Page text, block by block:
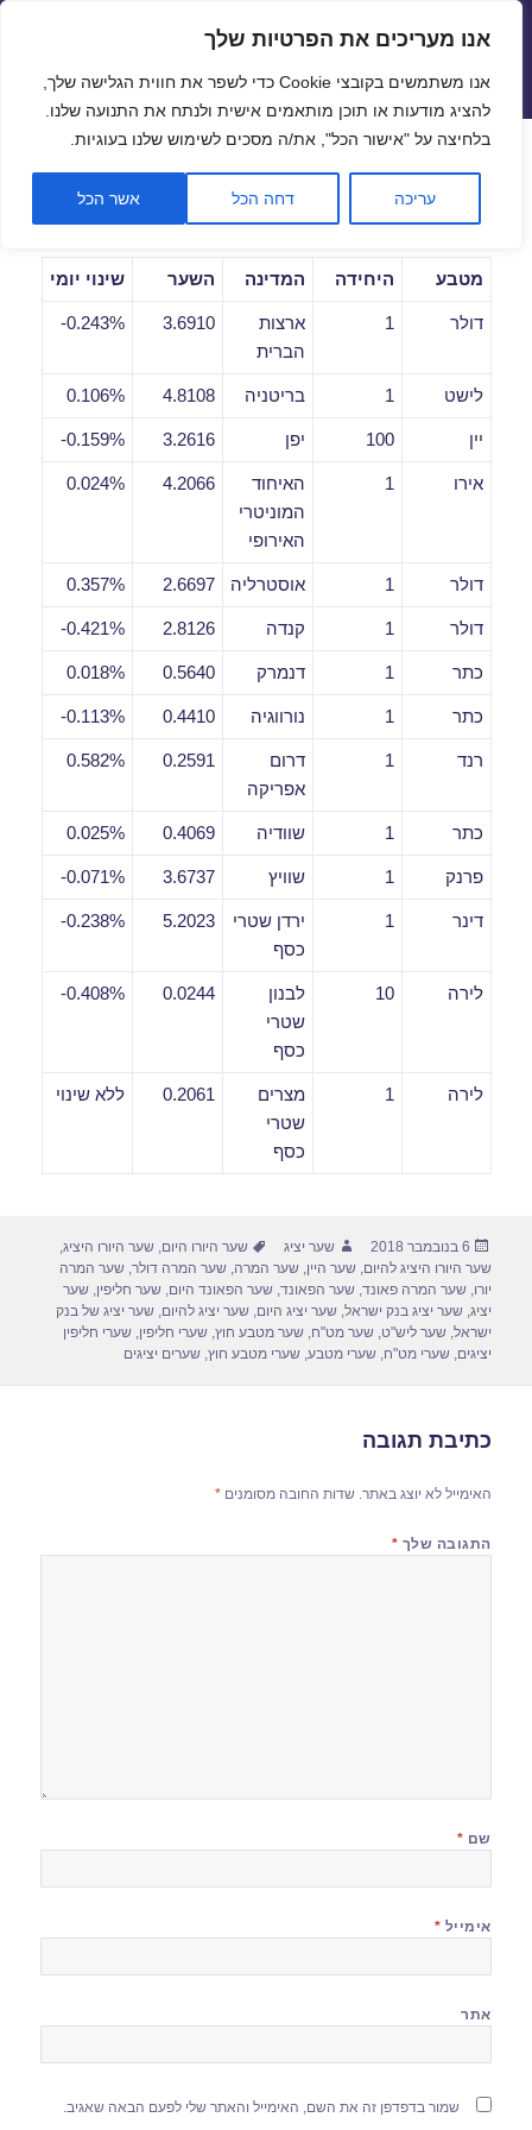
פתח
אנו מעריכים את הפרטיות שלך
אנו משתמשים בקובצי Cookie כדי לשפר את חווית הגלישה שלך,
להציג מודעות או תוכן מותאמים אישית ולנתח את התנועה שלנו.
בלחיצה על "אישור הכל", את/ה מסכים לשימוש שלנו בעוגיות.
עריכה דחה הכל אשר הכל
שערי חליפין יציגים – שער יציג
תפריטים
ווידג'טים
שערי חליפין יומיים לתאריך
06/11/2018
מטבע היחידה המדינה השער שינוי יומי
דולר 1
ארצות
הברית
3.6910
0.243%-
לישט 1 בריטניה 4.8108
0.106%
יין 100 יפן 3.2616
0.159%-
אירו 1
האיחוד
המוניטרי
האירופי
4.2066
0.024%
דולר 1 אוסטרליה 2.6697
0.357%
דולר 1 קנדה 2.8126
0.421%-
כתר 1 דנמרק 0.5640
0.018%
כתר 1 נורווגיה 0.4410
0.113%-
רנד 1
דרום
אפריקה
0.2591
0.582%
כתר 1 שוודיה 0.4069
0.025%
פרנק 1 שוויץ 3.6737
0.071%-
דינר 1
ירדן שטרי
כסף
5.2023
0.238%-
לירה 10
לבנון
שטרי
כסף
0.0244
0.408%-
לירה 1
מצרים
שטרי
כסף
0.2061 ללא שינוי
פורסם
בתאריך
6 בנובמבר 2018 מחבר
שער יציג תגיות
שער היורו היום,שער היורו היציג,
שער היורו היציג להיום,שער היין,שער המרה,שער המרה דולר,שער המרה
יורו,שער המרה פאונד,שער הפאונד,שער הפאונד היום,שער חליפין,שער
יציג,שער יציג בנק ישראל,שער יציג היום,שער יציג להיום,שער יציג של בנק
ישראל,שער ליש"ט,שער מט"ח,שער מטבע חוץ,שערי חליפין,שערי חליפין
יציגים,שערי מט"ח,שערי מטבע,שערי מטבע חוץ,שערים יציגים
כתיבת תגובה
האימייל לא יוצג באתר. שדות החובה מסומנים*
התגובה שלך *
שם *
אימייל *
אתר
שמור בדפדפן זה את השם, האימייל והאתר שלי לפעם הבאה שאגיב.